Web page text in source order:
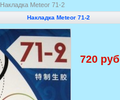
Накладка Meteor 71-2
Накладка Meteor 71-2
720 руб